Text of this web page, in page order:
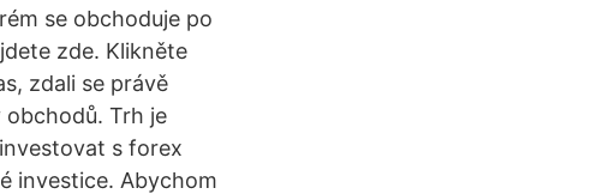
se obchoduje po
zde. Klikněte
zdali se právě
obchodů. Trh je
s forex
investice. Abychom